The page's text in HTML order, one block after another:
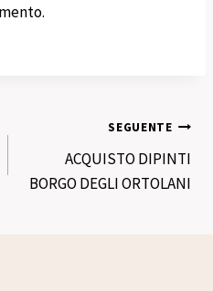
SEGUENTE
ACQUISTO DIPINTI
BORGO DEGLI ORTOLANI